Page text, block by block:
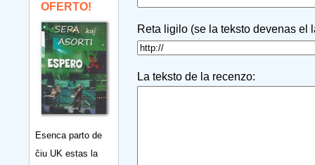
OFERTO!
Esenca parto de
ĉiu UK estas la
Reta ligilo (se la teksto devenas el
La teksto de la recenzo: